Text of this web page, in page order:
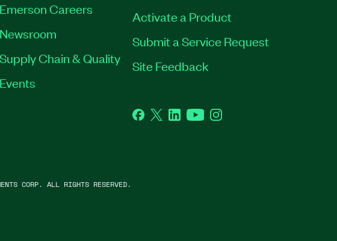
Emerson Careers
Newsroom
Supply Chain & Quality
Events
Activate a Product
Submit a Service Request
Site Feedback
Facebook
TwitterLinkedInYouTubeInstagram
CORP. ALL RIGHTS RESERVED.